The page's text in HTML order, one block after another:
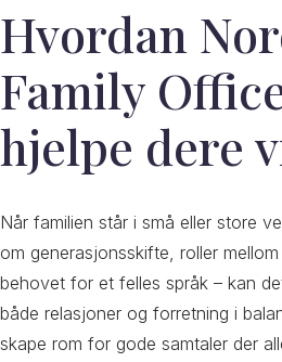
Hvordan
Family
hjelpe dere
Når familien står i små eller store
om generasjonsskifte, roller
behovet for et felles språk – kan
både relasjoner og forretning i
skape rom for gode samtaler der